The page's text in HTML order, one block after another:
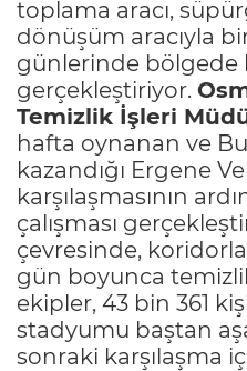
toplama aracı,
dönüşüm aracıyla
günlerinde bölgede
gerçekleştiriyor.
Temizlik İşleri
hafta oynanan ve
kazandığı Ergene
karşılaşmasının
çalışması
çevresinde,
gün boyunca
ekipler, 43 bin 361
stadyumu baştan
sonraki karşılaşma